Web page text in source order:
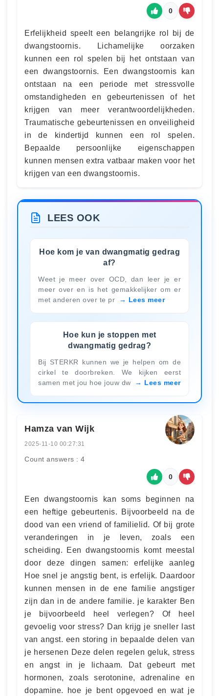
0
Erfelijkheid speelt een belangrijke rol bij de
dwangstoornis. Lichamelijke oorzaken
kunnen een rol spelen bij het ontstaan van
een dwangstoornis. Een dwangstoornis kan
ontstaan na een periode met stressvolle
omstandigheden en gebeurtenissen of het
krijgen van meer verantwoordelijkheden.
Traumatische gebeurtenissen en onveiligheid
in de kindertijd kunnen een rol spelen.
Bepaalde persoonlijke eigenschappen
kunnen mensen extra vatbaar maken voor het
krijgen van een dwangstoornis.
LEES OOK
Hoe kom je van dwangmatig gedrag
af?
Weet je meer over OCD, dan leer je er
meer over en is het gemakkelijker om er
met anderen over te pr
Lees meer
Hoe kun je stoppen met
dwangmatig gedrag?
Bij STERKR kunnen we je helpen om de
cirkel te doorbreken. We kijken eerst
samen met jou hoe jouw dw
Lees meer
Hamza van Wijk
2025-11-10 00:27:31
Count answers : 4
0
Een dwangstoornis kan soms beginnen na
een heftige gebeurtenis. Bijvoorbeeld na de
dood van een vriend of familielid. Of bij grote
veranderingen in je leven, zoals een
scheiding. Een dwangstoornis komt meestal
door deze dingen samen: erfelijke aanleg
Hoe snel je angstig bent, is erfelijk. Daardoor
kunnen mensen in de ene familie angstiger
zijn dan in de andere familie. je karakter Ben
je bijvoorbeeld heel verlegen? Of heel
gevoelig voor stress? Dan krijg je sneller last
van angst. een storing in bepaalde delen van
je hersenen Deze delen regelen geluk, stress
en angst in je lichaam. Dat gebeurt met
hormonen, zoals serotonine, adrenaline en
dopamine. hoe je bent opgevoed en wat je